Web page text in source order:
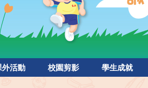
外活動 校園剪影 學生成就